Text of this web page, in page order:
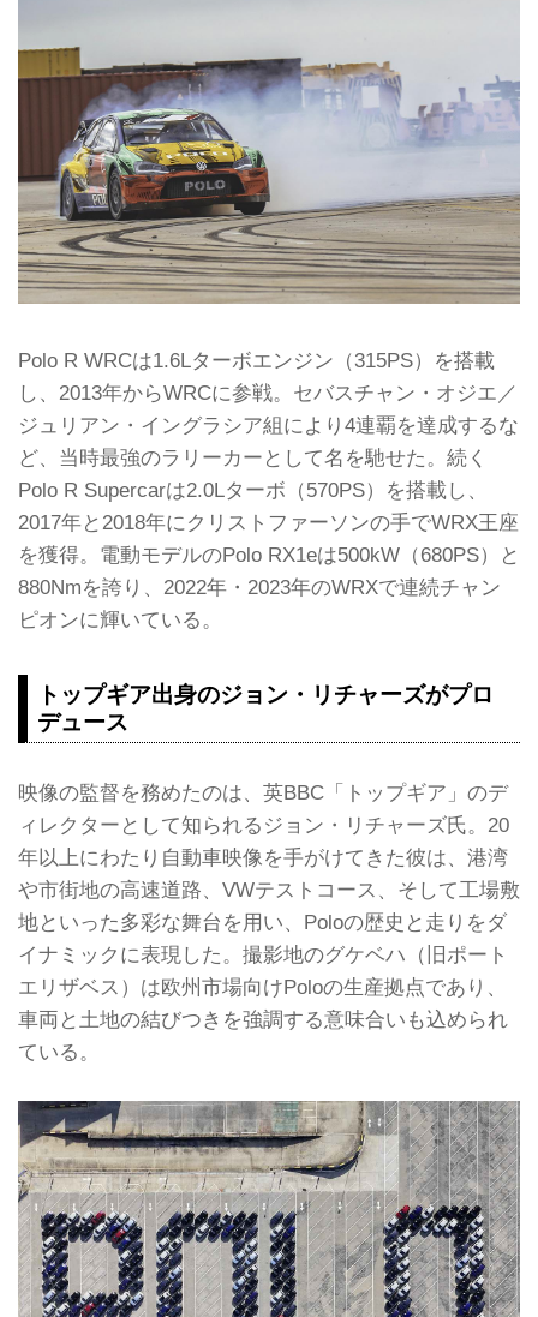
Polo R WRCは1.6Lターボエンジン（315PS）を搭載
し、2013年からWRCに参戦。セバスチャン・オジエ／
ジュリアン・イングラシア組により4連覇を達成するな
ど、当時最強のラリーカーとして名を馳せた。続く
Polo R Supercarは2.0Lターボ（570PS）を搭載し、
2017年と2018年にクリストファーソンの手でWRX王座
を獲得。電動モデルのPolo RX1eは500kW（680PS）と
880Nmを誇り、2022年・2023年のWRXで連続チャン
ピオンに輝いている。
トップギア出身のジョン・リチャーズがプロ
デュース
映像の監督を務めたのは、英BBC「トップギア」のデ
ィレクターとして知られるジョン・リチャーズ氏。20
年以上にわたり自動車映像を手がけてきた彼は、港湾
や市街地の高速道路、VWテストコース、そして工場敷
地といった多彩な舞台を用い、Poloの歴史と走りをダ
イナミックに表現した。撮影地のグケベハ（旧ポート
エリザベス）は欧州市場向けPoloの生産拠点であり、
車両と土地の結びつきを強調する意味合いも込められ
ている。